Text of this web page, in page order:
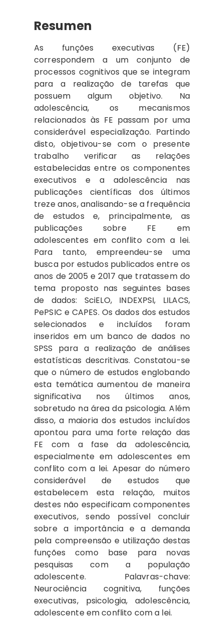
Resumen
As funções executivas (FE)
correspondem a um conjunto de
processos cognitivos que se integram
para a realização de tarefas que
possuem algum objetivo. Na
adolescência, os mecanismos
relacionados às FE passam por uma
considerável especialização. Partindo
disto, objetivou-se com o presente
trabalho verificar as relações
estabelecidas entre os componentes
executivos e a adolescência nas
publicações científicas dos últimos
treze anos, analisando-se a frequência
de estudos e, principalmente, as
publicações sobre FE em
adolescentes em conflito com a lei.
Para tanto, empreendeu-se uma
busca por estudos publicados entre os
anos de 2005 e 2017 que tratassem do
tema proposto nas seguintes bases
de dados: SciELO, INDEXPSI, LILACS,
PePSIC e CAPES. Os dados dos estudos
selecionados e incluídos foram
inseridos em um banco de dados no
SPSS para a realização de análises
estatísticas descritivas. Constatou-se
que o número de estudos englobando
esta temática aumentou de maneira
significativa nos últimos anos,
sobretudo na área da psicologia. Além
disso, a maioria dos estudos incluídos
apontou para uma forte relação das
FE com a fase da adolescência,
especialmente em adolescentes em
conflito com a lei. Apesar do número
considerável de estudos que
estabelecem esta relação, muitos
destes não especificam componentes
executivos, sendo possível concluir
sobre a importância e a demanda
pela compreensão e utilização destas
funções como base para novas
pesquisas com a população
adolescente. Palavras-chave:
Neurociência cognitiva, funções
executivas, psicologia, adolescência,
adolescente em conflito com a lei.